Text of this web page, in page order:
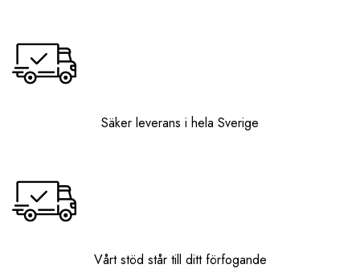
Säker leverans i hela Sverige
Vårt stöd står till ditt förfogande